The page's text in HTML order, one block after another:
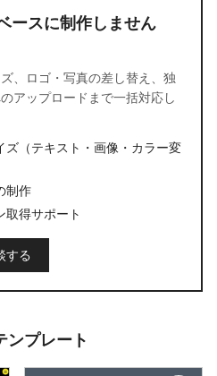
ースに制作しません
、ロゴ・写真の差し替え、独
アップロードまで一括対応し
ズ（テキスト・画像・カラー変
制作
取得サポート
する
ンプレート